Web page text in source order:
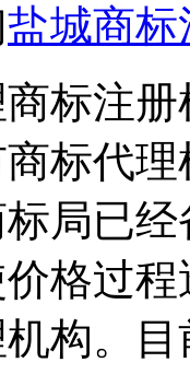
盐城商标
标注
标代
局已
格过
构。